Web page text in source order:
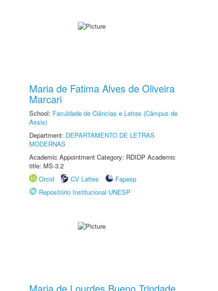
Maria de Fatima Alves de Oliveira
Marcari
School: Faculdade de Ciências e Letras (Câmpus de
Assis)
Department: DEPARTAMENTO DE LETRAS
MODERNAS
Academic Appointment Category: RDIDP Academic
title: MS-3.2
Orcid
CV Lattes
Fapesp
Repositório Institucional UNESP